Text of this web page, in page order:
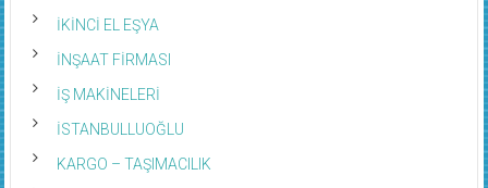
İKİNCİ EL EŞYA
İNŞAAT FİRMASI
İŞ MAKİNELERİ
İSTANBULLUOĞLU
KARGO – TAŞIMACILIK